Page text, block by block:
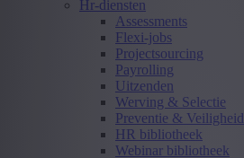
Hr-diensten
Assessments
Flexi-jobs
Projectsourcing
Payrolling
Uitzenden
Werving & Selectie
Preventie & Veiligheid
HR bibliotheek
Webinar bibliotheek